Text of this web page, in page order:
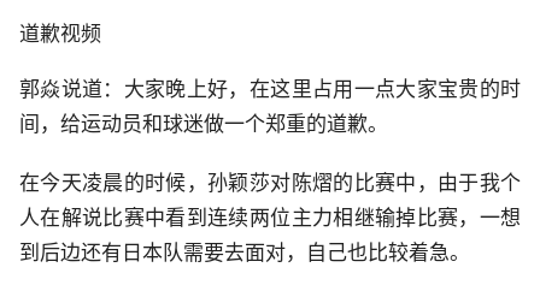
道歉视频
郭焱说道：大家晚上好，在这里占用一点大家宝贵的时
间，给运动员和球迷做一个郑重的道歉。
在今天凌晨的时候，孙颖莎对陈熠的比赛中，由于我个
人在解说比赛中看到连续两位主力相继输掉比赛，一想
到后边还有日本队需要去面对，自己也比较着急。